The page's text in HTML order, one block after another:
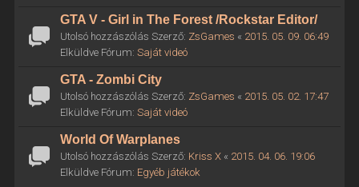
GTA V - Girl in The Forest /Rockstar Editor/
Utolsó hozzászólás Szerző: ZsGames « 2015. 05. 09. 06:49
Elküldve Fórum: Saját videó
GTA - Zombi City
Utolsó hozzászólás Szerző: ZsGames « 2015. 05. 02. 17:47
Elküldve Fórum: Saját videó
World Of Warplanes
Utolsó hozzászólás Szerző: Kriss X« 2015. 04. 06. 19:06
Elküldve Fórum: Egyéb játékok